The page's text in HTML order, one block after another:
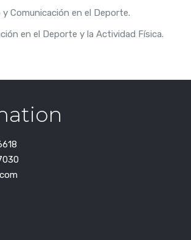
y Comunicación en el Deporte.
en el Deporte y la Actividad Física.